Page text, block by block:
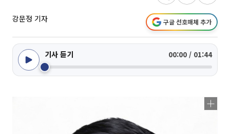
강문정 기자 구글 선호매체 추가
기사 듣기 00:00 / 01:44